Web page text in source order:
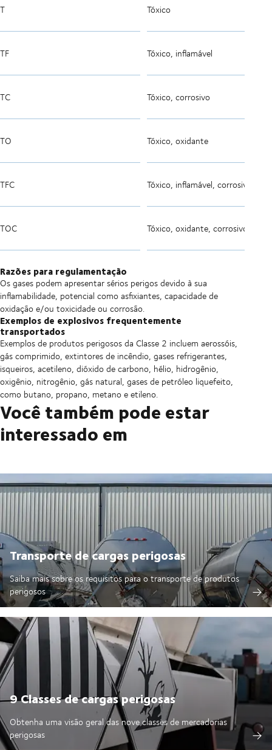
T Tóxico
TF Tóxico, inflamável
TC Tóxico, corrosivo
TO Tóxico, oxidante
TFC Tóxico, inflamável, corrosivo
TOC Tóxico, oxidante, corrosivo
Razões para regulamentação
Os gases podem apresentar sérios perigos devido à sua
inflamabilidade, potencial como asfixiantes, capacidade de
oxidação e/ou toxicidade ou corrosão.
Exemplos de explosivos frequentemente
transportados
Exemplos de produtos perigosos da Classe 2 incluem aerossóis,
gás comprimido, extintores de incêndio, gases refrigerantes,
isqueiros, acetileno, dióxido de carbono, hélio, hidrogênio,
oxigênio, nitrogênio, gás natural, gases de petróleo liquefeito,
como butano, propano, metano e etileno.
Você também pode estar
interessado em
Transporte de cargas perigosas
Saiba mais sobre os requisitos para o transporte de produtos
perigosos
9 Classes de cargas perigosas
Obtenha uma visão geral das nove classes de mercadorias
perigosas